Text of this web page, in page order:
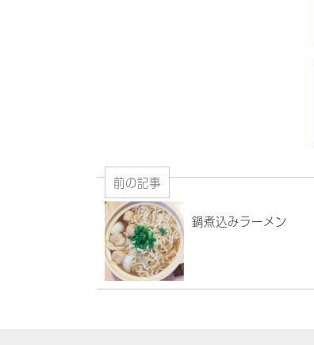
前の記事
鍋煮込みラーメン